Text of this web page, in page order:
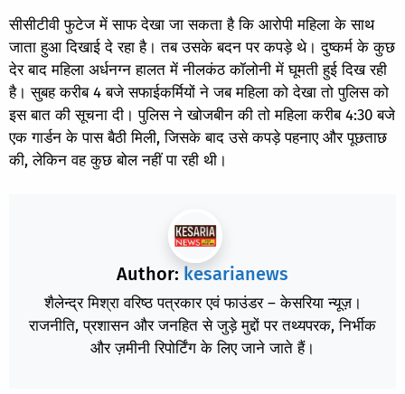
सीसीटीवी फुटेज में साफ देखा जा सकता है कि आरोपी महिला के साथ
जाता हुआ दिखाई दे रहा है। तब उसके बदन पर कपड़े थे। दुष्कर्म के कुछ
देर बाद महिला अर्धनग्न हालत में नीलकंठ कॉलोनी में घूमती हुई दिख रही
है। सुबह करीब 4 बजे सफाईकर्मियों ने जब महिला को देखा तो पुलिस को
इस बात की सूचना दी। पुलिस ने खोजबीन की तो महिला करीब 4:30 बजे
एक गार्डन के पास बैठी मिली, जिसके बाद उसे कपड़े पहनाए और पूछताछ
की, लेकिन वह कुछ बोल नहीं पा रही थी।
Author: kesarianews
शैलेन्द्र मिश्रा वरिष्ठ पत्रकार एवं फाउंडर – केसरिया न्यूज़।
राजनीति, प्रशासन और जनहित से जुड़े मुद्दों पर तथ्यपरक, निर्भीक
और ज़मीनी रिपोर्टिंग के लिए जाने जाते हैं।